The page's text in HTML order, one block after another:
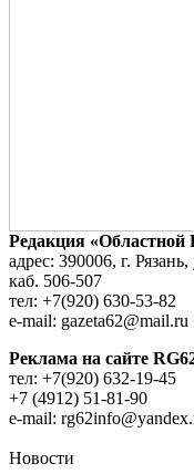
Редакция «Областной
адрес: 390006, г.
каб. 506-507
тел: +7(920) 630-53-82
e-mail: gazeta62@mail.ru
Реклама на сайте
тел: +7(920) 632-19-45
+7 (4912) 51-81-90
e-mail:
Новости